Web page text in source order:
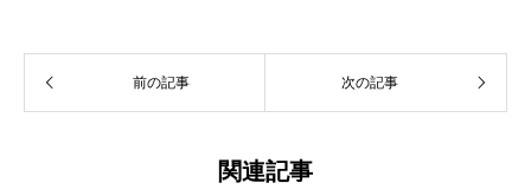
前の記事 次の記事
関連記事